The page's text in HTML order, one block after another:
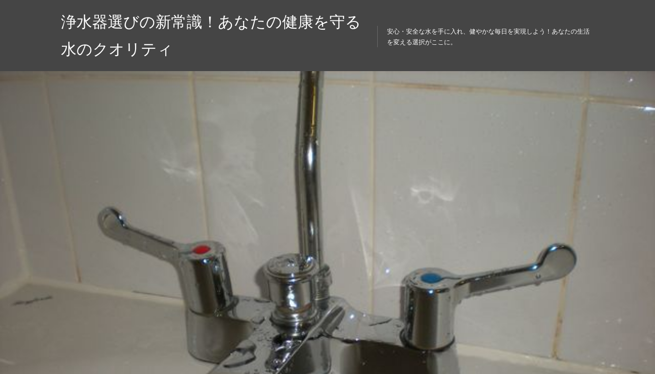
浄水器選びの新常識！あなたの健康を守る
水のクオリティ
安心・安全な水を手に入れ、健やかな毎日を実現しよう！あなたの生活
を変える選択がここに。